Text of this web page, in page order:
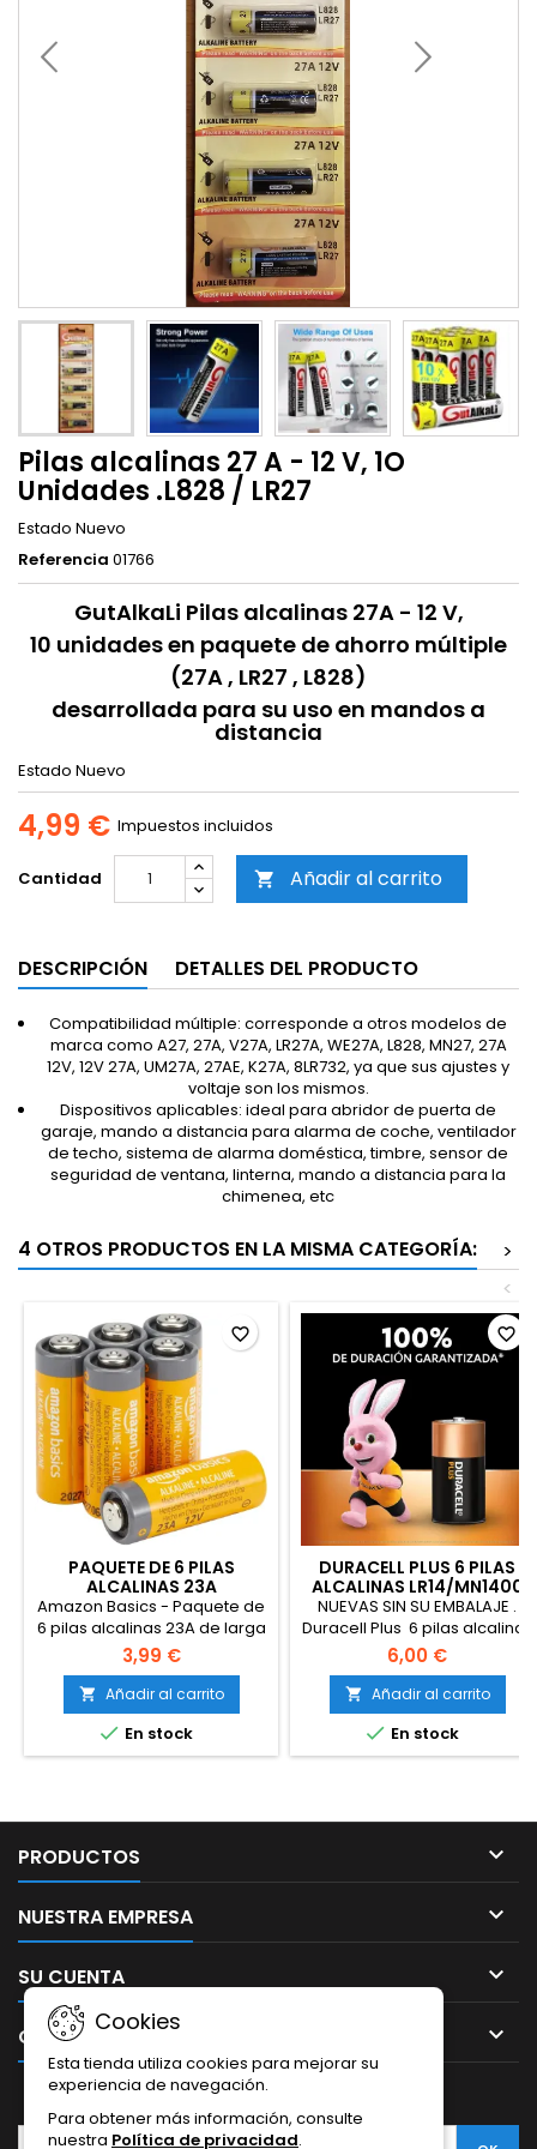
Pilas alcalinas 27 A - 12 V, 1O
Unidades .L828 / LR27
Estado Nuevo
Referencia 01766
GutAlkaLi Pilas alcalinas 27A - 12 V,
10 unidades en paquete de ahorro múltiple
(27A , LR27 , L828)
desarrollada para su uso en mandos a
distancia
Estado Nuevo
4,99 € Impuestos incluidos
Cantidad  Añadir al carrito
DESCRIPCIÓN DETALLES DEL PRODUCTO
Compatibilidad múltiple: corresponde a otros modelos de
marca como A27, 27A, V27A, LR27A, WE27A, L828, MN27, 27A
12V, 12V 27A, UM27A, 27AE, K27A, 8LR732, ya que sus ajustes y
voltaje son los mismos.
Dispositivos aplicables: ideal para abridor de puerta de
garaje, mando a distancia para alarma de coche, ventilador
de techo, sistema de alarma doméstica, timbre, sensor de
seguridad de ventana, linterna, mando a distancia para la
chimenea, etc
4 OTROS PRODUCTOS EN LA MISMA CATEGORÍA:
>
<
PAQUETE DE 6 PILAS
ALCALINAS 23A
Amazon Basics - Paquete de
6 pilas alcalinas 23A de larga
duración, 12 voltios
3,99 €
 Añadir al carrito
 En stock
favorite_border
DURACELL PLUS 6 PILAS
ALCALINAS LR14/MN1400
1.5V
NUEVAS SIN SU EMBALAJE .
Duracell Plus 6 pilas alcalinas
LR14/MN1400 1.5V
6,00 €
 Añadir al carrito
 En stock
favorite_border
PRODUCTOS 
NUESTRA EMPRESA 
SU CUENTA 
CONTACTO 
Cookies
Esta tienda utiliza cookies para mejorar su
experiencia de navegación.
Para obtener más información, consulte
nuestra Política de privacidad.
BOLETÍN